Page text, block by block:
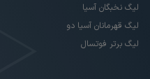
لیگ نخبگان آسیا
لیگ قهرمانان آسیا دو
لیگ برتر فوتسال